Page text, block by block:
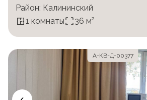
Район: Калининский
1 комнаты
36 м²
А-КВ-Д-00377